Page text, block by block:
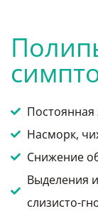
Постоянная
Насморк,
Снижение
Выделения
слизисто-